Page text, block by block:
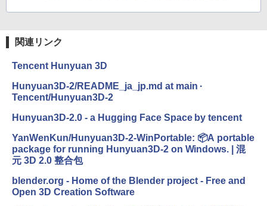
関連リンク
Tencent Hunyuan 3D
Hunyuan3D-2/README_ja_jp.md at main ·
Tencent/Hunyuan3D-2
Hunyuan3D-2.0 - a Hugging Face Space by tencent
YanWenKun/Hunyuan3D-2-WinPortable: 📦A portable
package for running Hunyuan3D-2 on Windows. | 混
元 3D 2.0 整合包
blender.org - Home of the Blender project - Free and
Open 3D Creation Software